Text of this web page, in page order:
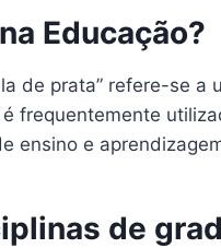
Educação?
de prata” refere-se
frequentemente
ensino e
de